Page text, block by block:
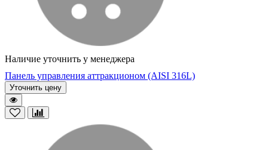
Наличие уточнить у менеджера
Панель управления аттракционом (AISI 316L)
Уточнить цену